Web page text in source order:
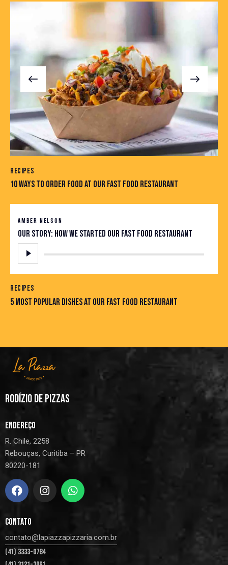
RECIPES
10 WAYS TO ORDER FOOD AT OUR FAST FOOD RESTAURANT
AMBER NELSON
Our story: how we started our fast food restaurant
Tocador
RECIPES
5 MOST POPULAR DISHES AT OUR FAST FOOD RESTAURANT
RODÍZIO DE PIZZAS
ENDEREÇO
R. Chile, 2258
Rebouças, Curitiba – PR
80220-181
CONTATO
contato@lapiazzapizzaria.com.br
(41) 3333-0784